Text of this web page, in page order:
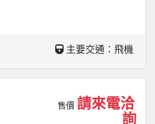
主要交通：飛機
售價 請來電洽
詢